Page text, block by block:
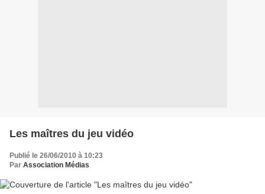
Les maîtres du jeu vidéo
Publié le 26/06/2010 à 10:23
Par Association Médias